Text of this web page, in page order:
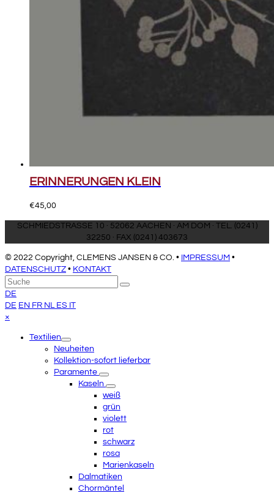
ERINNERUNGEN KLEIN
€45,00
SCHMIEDSTRASSE 10 · 52062 AACHEN · AM DOM · TEL. (0241)
32250 · FAX (0241) 403673
© 2022 Copyright, CLEMENS JANSEN & CO. • IMPRESSUM •
DATENSCHUTZ • KONTAKT
An
den
Anfang
scrollen
Suche
Senden
DE
DE EN FR NL ES IT
×
menuTextilien
Neuheiten
Kollektion-sofort lieferbar
Paramente
Kaseln
weiß
grün
violett
rot
schwarz
rosa
Marienkaseln
Dalmatiken
Chormäntel